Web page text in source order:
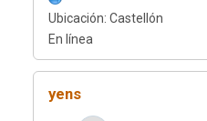
Ubicación: Castellón
En línea
yens